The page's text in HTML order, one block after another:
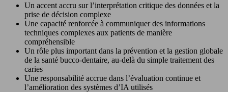
Un accent accru sur l’interprétation critique des données et la
prise de décision complexe
Une capacité renforcée à communiquer des informations
techniques complexes aux patients de manière
compréhensible
Un rôle plus important dans la prévention et la gestion globale
de la santé bucco-dentaire, au-delà du simple traitement des
caries
Une responsabilité accrue dans l’évaluation continue et
l’amélioration des systèmes d’IA utilisés